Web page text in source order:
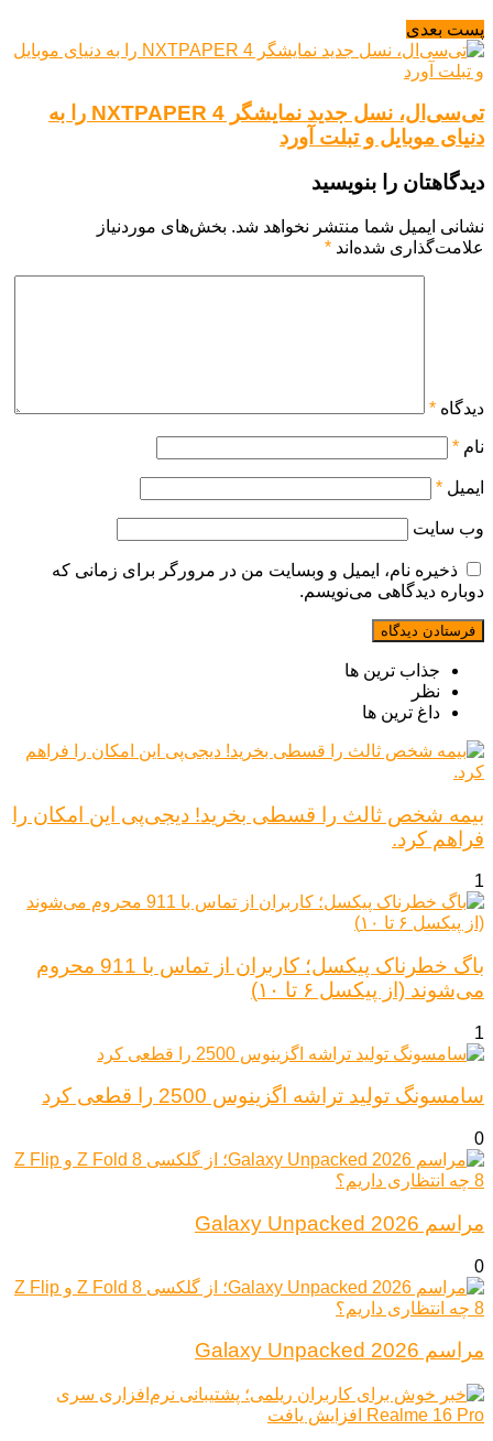
پست بعدی
تی‌سی‌ال، نسل جدید نمایشگر NXTPAPER 4 را به
دنیای موبایل و تبلت آورد
دیدگاهتان را بنویسید
نشانی ایمیل شما منتشر نخواهد شد. بخش‌های موردنیاز
علامت‌گذاری شده‌اند *
دیدگاه *
نام *
ایمیل *
وب‌ سایت
ذخیره نام، ایمیل و وبسایت من در مرورگر برای زمانی که
دوباره دیدگاهی می‌نویسم.
جذاب ترین ها
نظر
داغ ترین ها
بیمه شخص ثالث را قسطی بخرید! دیجی‌پی این امکان را
فراهم کرد.
1
باگ خطرناک پیکسل؛ کاربران از تماس با 911 محروم
می‌شوند (از پیکسل ۶ تا ۱۰)
1
سامسونگ تولید تراشه اگزینوس 2500 را قطعی کرد
0
مراسم Galaxy Unpacked 2026
0
مراسم Galaxy Unpacked 2026